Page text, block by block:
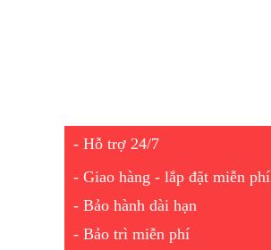
- Hỗ trợ 24/7
- Giao hàng - lắp đặt miễn phí
- Bảo hành dài hạn
- Bảo trì miễn phí